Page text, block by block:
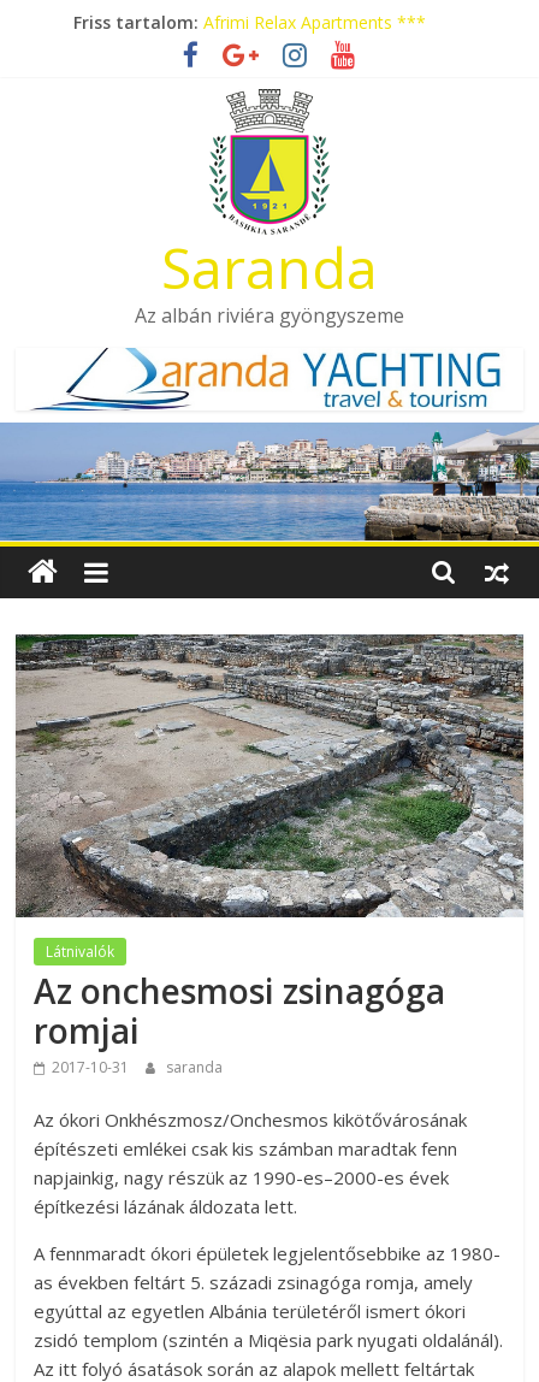
Friss tartalom: Afrimi Relax Apartments ***
Tengerparti nyaralás autóbusszal!
Eladó apartmanok Sarandában
Hotel Pini ***
Aquamarine Apartments
Saranda
Az albán riviéra gyöngyszeme
Látnivalók
Az onchesmosi zsinagóga
romjai
2017-10-31 saranda
Az ókori Onkhészmosz/Onchesmos kikötővárosának
építészeti emlékei csak kis számban maradtak fenn
napjainkig, nagy részük az 1990-es–2000-es évek
építkezési lázának áldozata lett.
A fennmaradt ókori épületek legjelentősebbike az 1980-
as években feltárt 5. századi zsinagóga romja, amely
egyúttal az egyetlen Albánia területéről ismert ókori
zsidó templom (szintén a Miqësia park nyugati oldalánál).
Az itt folyó ásatások során az alapok mellett feltártak